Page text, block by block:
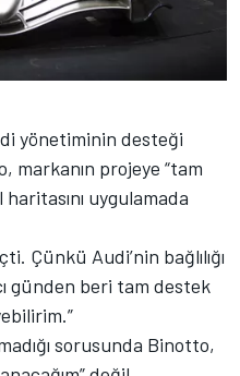
yönetiminin desteği
projeye “tam
uygulamada
Çünkü Audi’nin bağlılığı
günden beri tam destek
sorusunda Binotto,